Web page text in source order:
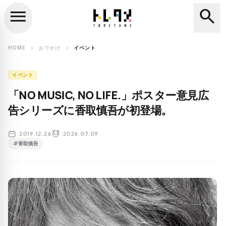
search
menu search
HOME chevron_right おでかけ chevron_right イベント
イベント
「NO MUSIC, NO LIFE.」ポスター意見広
告シリーズに香取慎吾が初登場。
2019.12.26 2026.07.09
#香取慎吾